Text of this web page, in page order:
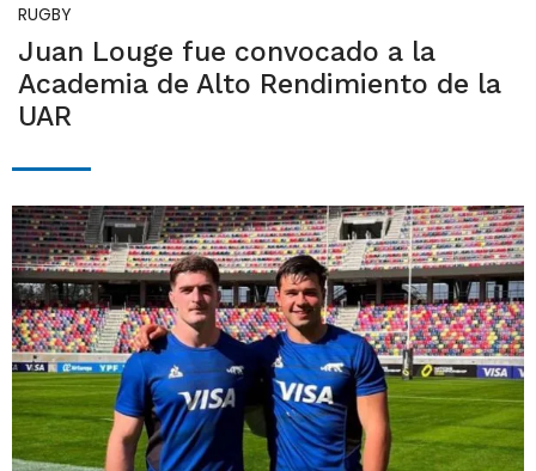
RUGBY
Juan Louge fue convocado a la
Academia de Alto Rendimiento de la
UAR